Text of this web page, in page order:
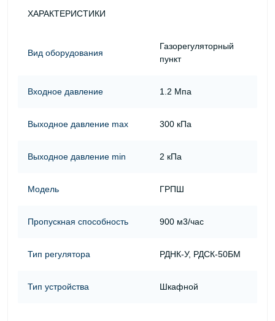
ХАРАКТЕРИСТИКИ
Вид оборудования
Газорегуляторный
пункт
Входное давление 1.2 Мпа
Выходное давление max 300 кПа
Выходное давление min 2 кПа
Модель ГРПШ
Пропускная способность 900 м3/час
Тип регулятора РДНК-У, РДСК-50БМ
Тип устройства Шкафной